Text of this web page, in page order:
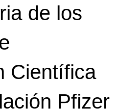
de los
Científica
Pfizer